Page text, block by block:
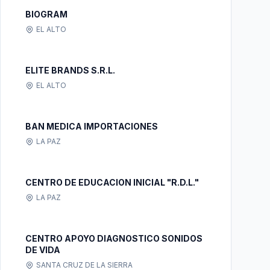
BIOGRAM
EL ALTO
ELITE BRANDS S.R.L.
EL ALTO
BAN MEDICA IMPORTACIONES
LA PAZ
CENTRO DE EDUCACION INICIAL "R.D.L."
LA PAZ
CENTRO APOYO DIAGNOSTICO SONIDOS
DE VIDA
SANTA CRUZ DE LA SIERRA